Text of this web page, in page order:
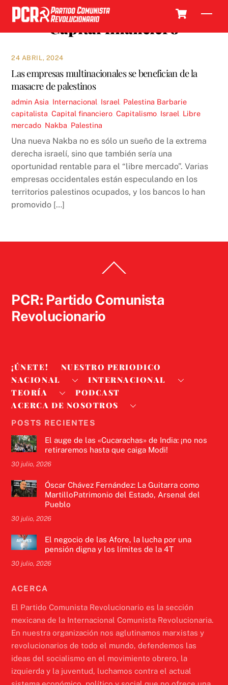
Skip
content
Capital financiero
24 ABRIL, 2024
Las empresas multinacionales se benefician de la
masacre de palestinos
admin Asia Internacional Israel Palestina Barbarie
capitalista ,Capital financiero ,Capitalismo Israel Libre
mercado Nakba Palestina
Una nueva Nakba no es sólo un sueño de la extrema
derecha israelí, sino que también sería una
oportunidad rentable para el “libre mercado”. Varias
empresas occidentales están especulando en los
territorios palestinos ocupados, y los bancos lo han
promovido […]
To
PCR: Partido Comunista
Revolucionario
¡ÚNETE!
NUESTRO PERIODICO
NACIONAL
INTERNACIONAL
TEORÍA
PODCAST
ACERCA DE NOSOTROS
POSTS RECIENTES
El auge de las «Cucarachas» de India: ¡no nos
retiraremos hasta que caiga Modi!
30 julio, 2026
Óscar Chávez Fernández: La Guitarra como
MartilloPatrimonio del Estado, Arsenal del
Pueblo
30 julio, 2026
El negocio de las Afore, la lucha por una
pensión digna y los límites de la 4T
30 julio, 2026
ACERCA
El Partido Comunista Revolucionario es la sección
mexicana de la Internacional Comunista Revolucionaria.
En nuestra organización nos aglutinamos marxistas y
revolucionarios de todo el mundo, defendemos las
ideas del socialismo en el movimiento obrero, la
izquierda y la juventud, luchamos contra el actual